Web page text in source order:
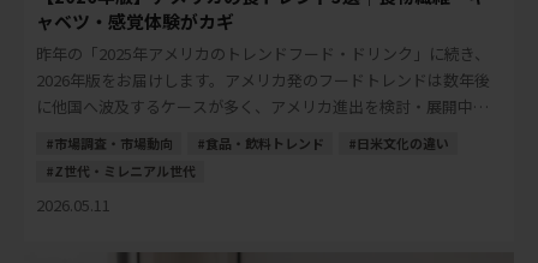
ャベツ・感覚体験がカギ
昨年の「2025年アメリカのトレンドフード・ドリンク」に続き、
2026年版をお届けします。アメリカ発のフードトレンドは数年後
に他国へ波及するケースが多く、アメリカ進出を検討・展開中の
日本の食品・飲料メーカーにとって、先読 […]
市場調査・市場動向 食品・飲料トレンド
日米文化の違い
Z世代・ミレニアル世代
2026.05.11